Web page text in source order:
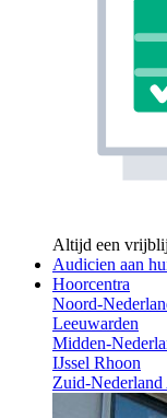
Altijd een
Audicien aan
Hoorcentra
Noord-
Leeuwarden
Midden-
IJssel Rhoon
Zuid-Nederland